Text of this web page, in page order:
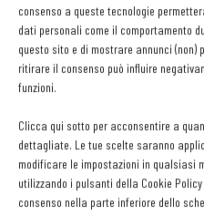
consenso a queste tecnologie
dati personali come il comportamento
questo sito e di mostrare annunci (non)
ritirare il consenso può influire
funzioni.
Clicca qui sotto per acconsentire a
dettagliate. Le tue scelte saranno
modificare le impostazioni in qualsiasi
utilizzando i pulsanti della Cookie
consenso nella parte inferiore dello
con i produttori - afferma Bruni -
esperienza: una serata di
apposta permette di creare un
ottenere forniture a condizioni